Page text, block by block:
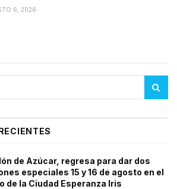
6, 2026
de Azúcar, regresa para dar dos
especiales 15 y 16 de agosto en el
de la Ciudad Esperanza Iris